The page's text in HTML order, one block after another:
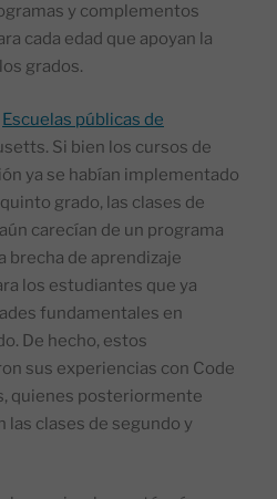
y complementos
cada edad que apoyan la
grados.
Escuelas públicas de
Si bien los cursos de
ya se habían implementado
grado, las clases de
carecían de un programa
brecha de aprendizaje
los estudiantes que ya
fundamentales en
De hecho, estos
sus experiencias con Code
quienes posteriormente
las clases de segundo y